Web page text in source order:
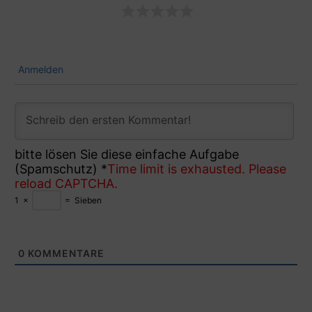
Anmelden
bitte lösen Sie diese einfache Aufgabe
(Spamschutz) *Time limit is exhausted. Please
reload CAPTCHA.
1 × = Sieben
0 KOMMENTARE